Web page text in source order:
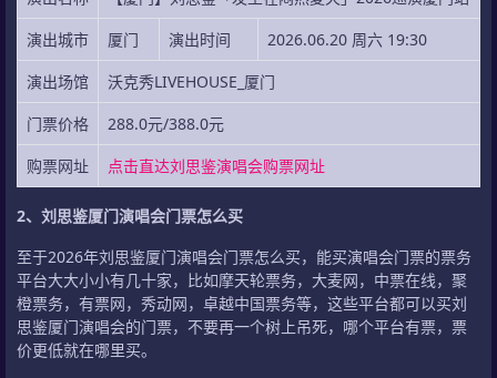
演出城市
厦门 演出时间
2026.06.20 周六 19:30
演出场馆
沃克秀LIVEHOUSE_厦门
门票价格
288.0元/388.0元
购票网址
点击直达刘思鉴演唱会购票网址
2、刘思鉴厦门演唱会门票怎么买
至于2026年刘思鉴厦门演唱会门票怎么买，能买演唱会门票的票务
平台大大小小有几十家，比如摩天轮票务，大麦网，中票在线，聚
橙票务，有票网，秀动网，卓越中国票务等，这些平台都可以买刘
思鉴厦门演唱会的门票，不要再一个树上吊死，哪个平台有票，票
价更低就在哪里买。